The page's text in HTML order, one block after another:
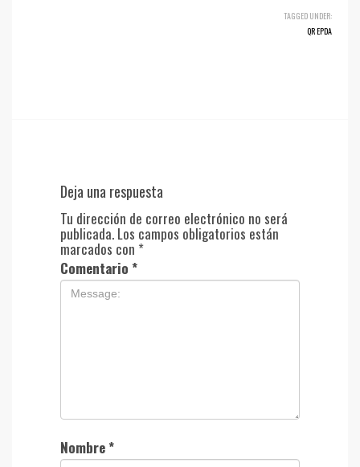
TAGGED UNDER:
QR EPDA
Deja una respuesta
Tu dirección de correo electrónico no será
publicada. Los campos obligatorios están
marcados con *
Comentario *
Nombre*